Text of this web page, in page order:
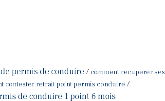
permis de conduire / comment recuperer ses
contester retrait point permis conduire /
de conduire 1 point 6 mois